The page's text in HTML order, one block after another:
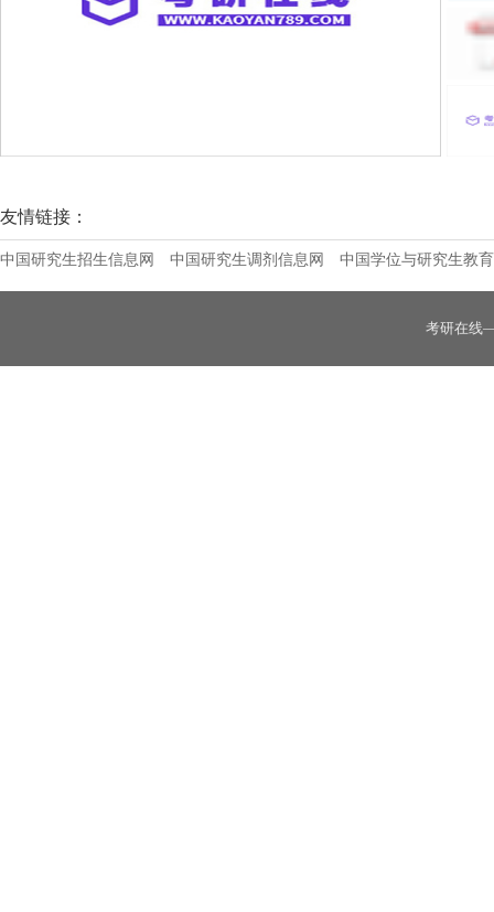
友情链接：
中国研究生招生信息网 中国研究生调剂信息网 中国学位与研究生教
考研在线